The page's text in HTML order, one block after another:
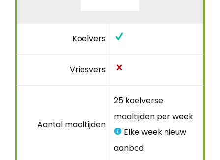
Koelvers
Vriesvers
Aantal maaltijden
25 koelverse
maaltijden per week
Elke week nieuw
aanbod